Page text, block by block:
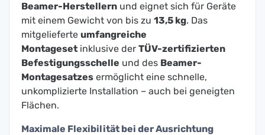
Beamer-Herstellern und eignet sich für Geräte
mit einem Gewicht von bis zu 13,5 kg. Das
mitgelieferte umfangreiche
Montageset inklusive der TÜV-zertifizierten
Befestigungsschelle und des Beamer-
Montagesatzes ermöglicht eine schnelle,
unkomplizierte Installation – auch bei geneigten
Flächen.
Maximale Flexibilität bei der Ausrichtung